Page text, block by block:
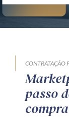
CONTRATAÇÃO
passo